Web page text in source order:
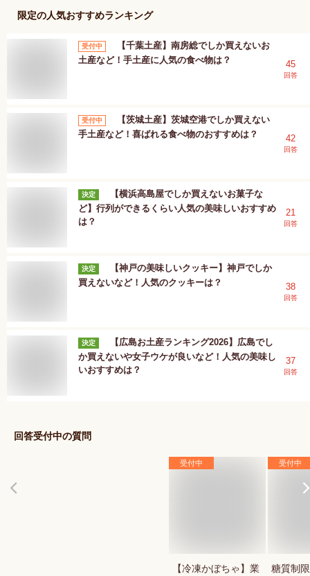
限定の人気おすすめランキング
受付中
【千葉土産】南房総でしか買えないお
土産など！手土産に人気の食べ物は？
45
回答
受付中
【茨城土産】茨城空港でしか買えない
手土産など！喜ばれる食べ物のおすすめは？
42
回答
決定
【横浜高島屋でしか買えないお菓子な
ど】行列ができるくらい人気の美味しいおすすめ
は？
21
回答
決定
【神戸の美味しいクッキー】神戸でしか
買えないなど！人気のクッキーは？
38
回答
決定
【広島お土産ランキング2026】広島でし
か買えないや女子ウケが良いなど！人気の美味し
いおすすめは？
37
回答
回答受付中の質問
受付中
【冷凍かぼちゃ】業
受付中
糖質制